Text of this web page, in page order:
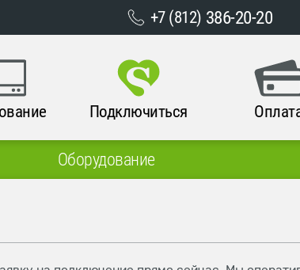
+7 (812) 386-20-20
Подключиться
Оборудование